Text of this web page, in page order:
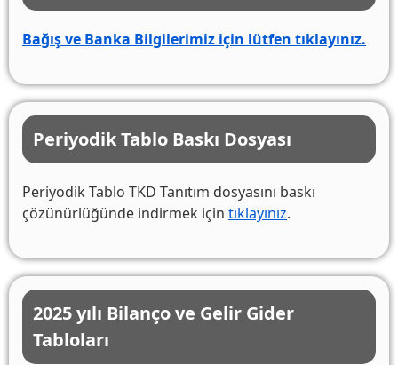
Bağış ve Banka Bilgilerimiz için lütfen tıklayınız.
Periyodik Tablo Baskı Dosyası
Periyodik Tablo TKD Tanıtım dosyasını baskı
çözünürlüğünde indirmek için tıklayınız.
2025 yılı Bilanço ve Gelir Gider
Tabloları